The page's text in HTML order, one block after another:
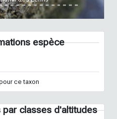
espèce
ce taxon
par classes d'altitudes